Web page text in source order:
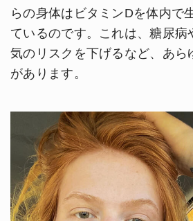
らの身体はビタミンDを体内で
ているのです。これは、糖尿病
気のリスクを下げるなど、あら
があります。